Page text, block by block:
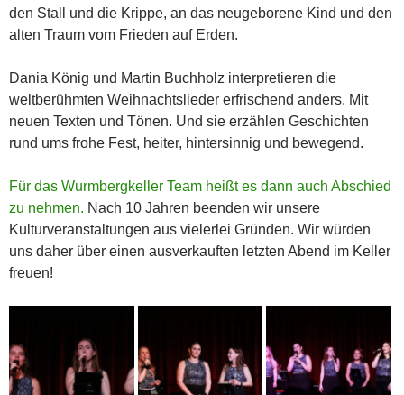
den Stall und die Krippe, an das neugeborene Kind und den
alten Traum vom Frieden auf Erden.
Dania König und Martin Buchholz interpretieren die
weltberühmten Weihnachtslieder erfrischend anders. Mit
neuen Texten und Tönen. Und sie erzählen Geschichten
rund ums frohe Fest, heiter, hintersinnig und bewegend.
Für das Wurmbergkeller Team heißt es dann auch Abschied
zu nehmen. Nach 10 Jahren beenden wir unsere
Kulturveranstaltungen aus vielerlei Gründen. Wir würden
uns daher über einen ausverkauften letzten Abend im Keller
freuen!